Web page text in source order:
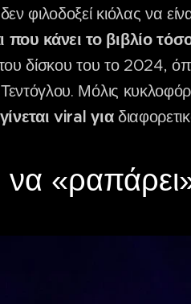
φιλοδοξεί κιόλας να
κάνει το βιβλίο
δίσκου του το 2024,
Μόλις
viral για